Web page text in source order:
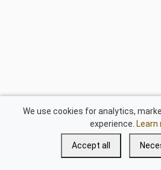
We use cookies for analytics,
experience. Learn
Accept all